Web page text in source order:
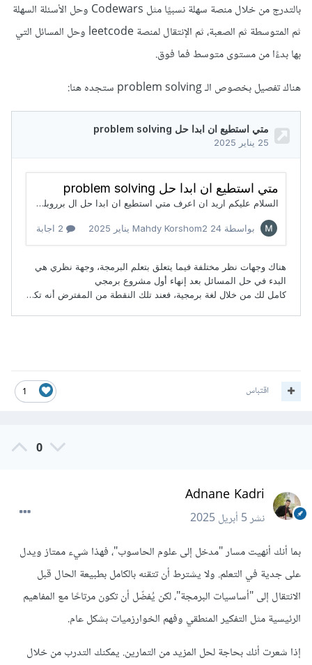
بالتدرج من خلال منصة سهلة نسبيًا مثل Codewars وحل الأسئلة السهلة
ثم المتوسطة ثم الصعبة، ثم الإنتقال لمنصة leetcode وحل المسائل التي
بها بدءًا من مستوى متوسط فما فوق.
هناك تفصيل بخصوص الـ problem solving ستجده هنا:
1 اقتباس
0
Adnane Kadri
نشر5 أبريل 2025
بما أنك أنهيت مسار "مدخل إلى علوم الحاسوب"، فهذا شيء ممتاز ويدل
على جدية في التعلم. ولا يشترط أن تتقنه بالكامل بطبيعة الحال قبل
الانتقال إلى "أساسيات البرمجة"، لكن يُفضّل أن تكون مرتاحًا مع المفاهيم
الرئيسية مثل التفكير المنطقي وفهم الخوارزميات بشكل عام.
إذا شعرت أنك بحاجة لحل المزيد من التمارين. يمكنك التدرب من خلال